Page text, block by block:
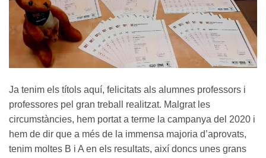
Ja tenim els títols aquí, felicitats als alumnes professors i
professores pel gran treball realitzat. Malgrat les
circumstàncies, hem portat a terme la campanya del 2020 i
hem de dir que a més de la immensa majoria d’aprovats,
tenim moltes B i A en els resultats, així doncs unes grans